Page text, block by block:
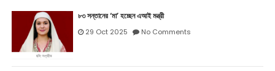
৮৩ সন্তানের ‘মা’ হচ্ছেন এআই মন্ত্রী
29 Oct 2025 No Comments